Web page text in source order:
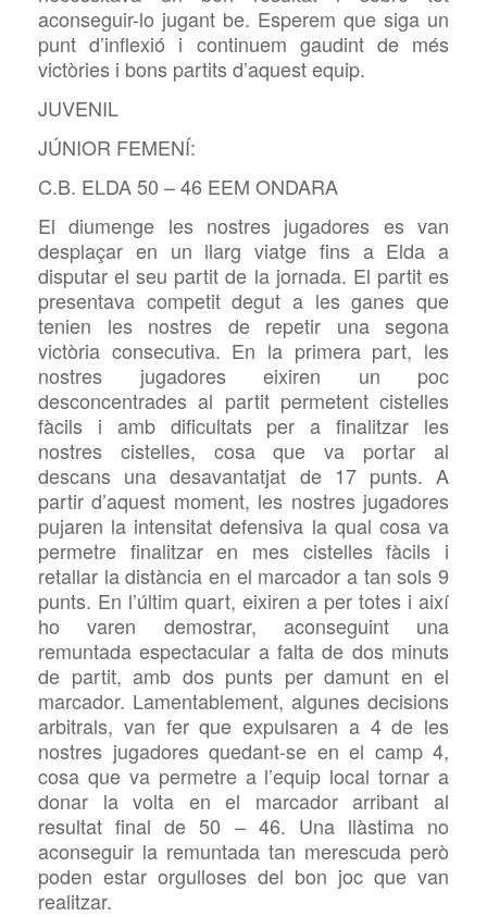
aconseguir-lo jugant be. Esperem que siga un
punt d’inflexió i continuem gaudint de més
victòries i bons partits d’aquest equip.
JUVENIL
JÚNIOR FEMENÍ:
C.B. ELDA 50 – 46 EEM ONDARA
El diumenge les nostres jugadores es van
desplaçar en un llarg viatge fins a Elda a
disputar el seu partit de la jornada. El partit es
presentava competit degut a les ganes que
tenien les nostres de repetir una segona
victòria consecutiva. En la primera part, les
nostres jugadores eixiren un poc
desconcentrades al partit permetent cistelles
fàcils i amb dificultats per a finalitzar les
nostres cistelles, cosa que va portar al
descans una desavantatjat de 17 punts. A
partir d’aquest moment, les nostres jugadores
pujaren la intensitat defensiva la qual cosa va
permetre finalitzar en mes cistelles fàcils i
retallar la distància en el marcador a tan sols 9
punts. En l’últim quart, eixiren a per totes i així
ho varen demostrar, aconseguint una
remuntada espectacular a falta de dos minuts
de partit, amb dos punts per damunt en el
marcador. Lamentablement, algunes decisions
arbitrals, van fer que expulsaren a 4 de les
nostres jugadores quedant-se en el camp 4,
cosa que va permetre a l’equip local tornar a
donar la volta en el marcador arribant al
resultat final de 50 – 46. Una llàstima no
aconseguir la remuntada tan merescuda però
poden estar orgulloses del bon joc que van
realitzar.